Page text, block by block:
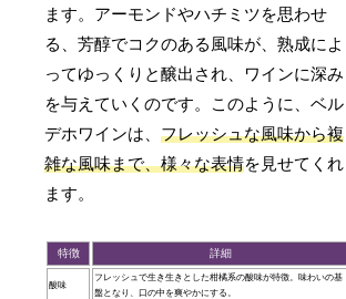
ます。アーモンドやハチミツを思わせ
る、芳醇でコクのある風味が、熟成によ
ってゆっくりと醸出され、ワインに深み
を与えていくのです。このように、ベル
デホワインは、フレッシュな風味から複
雑な風味まで、様々な表情を見せてくれ
ます。
特徴 詳細
酸味
フレッシュで生き生きとした柑橘系の酸味が特徴。味わいの基
盤となり、口の中を爽やかにする。